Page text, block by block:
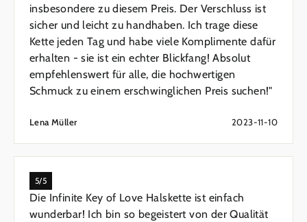
insbesondere zu diesem Preis. Der Verschluss ist
sicher und leicht zu handhaben. Ich trage diese
Kette jeden Tag und habe viele Komplimente dafür
erhalten - sie ist ein echter Blickfang! Absolut
empfehlenswert für alle, die hochwertigen
Schmuck zu einem erschwinglichen Preis suchen!"
Lena Müller 2023-11-10
5/5
Die Infinite Key of Love Halskette ist einfach
wunderbar! Ich bin so begeistert von der Qualität